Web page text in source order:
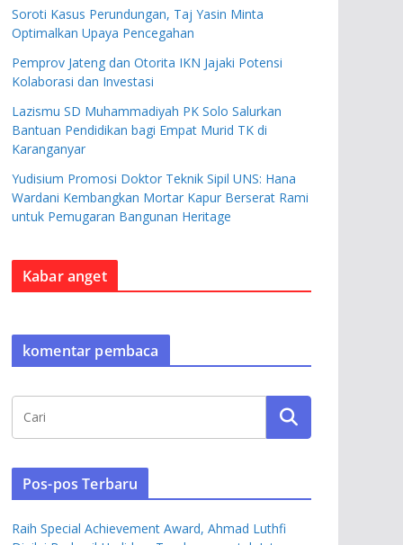
Soroti Kasus Perundungan, Taj Yasin Minta
Optimalkan Upaya Pencegahan
Pemprov Jateng dan Otorita IKN Jajaki Potensi
Kolaborasi dan Investasi
Lazismu SD Muhammadiyah PK Solo Salurkan
Bantuan Pendidikan bagi Empat Murid TK di
Karanganyar
Yudisium Promosi Doktor Teknik Sipil UNS: Hana
Wardani Kembangkan Mortar Kapur Berserat Rami
untuk Pemugaran Bangunan Heritage
Kabar anget
komentar pembaca
Pos-pos Terbaru
Raih Special Achievement Award, Ahmad Luthfi